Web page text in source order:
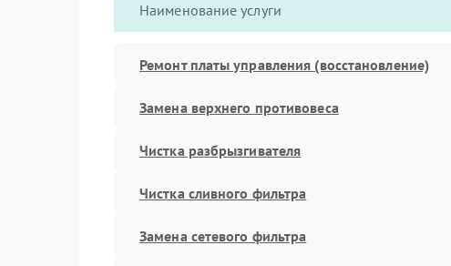
Наименование услуги
Ремонт платы управления (восстановление)
Замена верхнего противовеса
Чистка разбрызгивателя
Чистка сливного фильтра
Замена сетевого фильтра